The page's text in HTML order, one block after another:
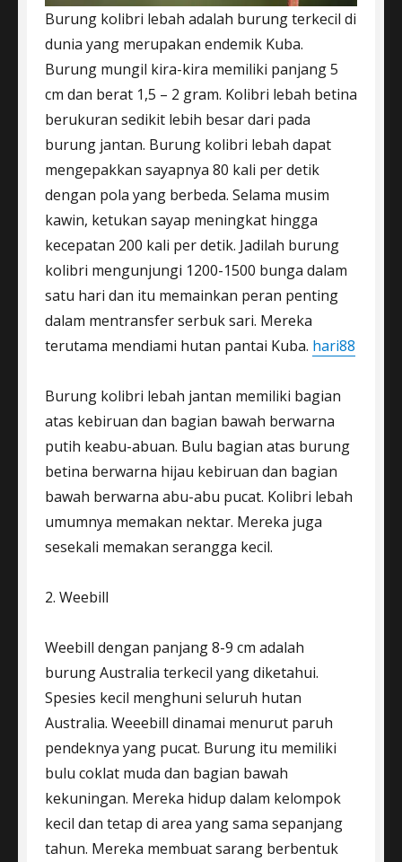
Burung kolibri lebah adalah burung terkecil di
dunia yang merupakan endemik Kuba.
Burung mungil kira-kira memiliki panjang 5
cm dan berat 1,5 – 2 gram. Kolibri lebah betina
berukuran sedikit lebih besar dari pada
burung jantan. Burung kolibri lebah dapat
mengepakkan sayapnya 80 kali per detik
dengan pola yang berbeda. Selama musim
kawin, ketukan sayap meningkat hingga
kecepatan 200 kali per detik. Jadilah burung
kolibri mengunjungi 1200-1500 bunga dalam
satu hari dan itu memainkan peran penting
dalam mentransfer serbuk sari. Mereka
terutama mendiami hutan pantai Kuba. hari88
Burung kolibri lebah jantan memiliki bagian
atas kebiruan dan bagian bawah berwarna
putih keabu-abuan. Bulu bagian atas burung
betina berwarna hijau kebiruan dan bagian
bawah berwarna abu-abu pucat. Kolibri lebah
umumnya memakan nektar. Mereka juga
sesekali memakan serangga kecil.
2. Weebill
Weebill dengan panjang 8-9 cm adalah
burung Australia terkecil yang diketahui.
Spesies kecil menghuni seluruh hutan
Australia. Weeebill dinamai menurut paruh
pendeknya yang pucat. Burung itu memiliki
bulu coklat muda dan bagian bawah
kekuningan. Mereka hidup dalam kelompok
kecil dan tetap di area yang sama sepanjang
tahun. Mereka membuat sarang berbentuk